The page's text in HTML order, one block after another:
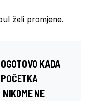
želi promjene.
KADA
NE